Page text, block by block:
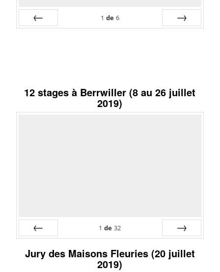
1 de 6
12 stages à Berrwiller (8 au 26 juillet
2019)
1 de 32
Jury des Maisons Fleuries (20 juillet
2019)